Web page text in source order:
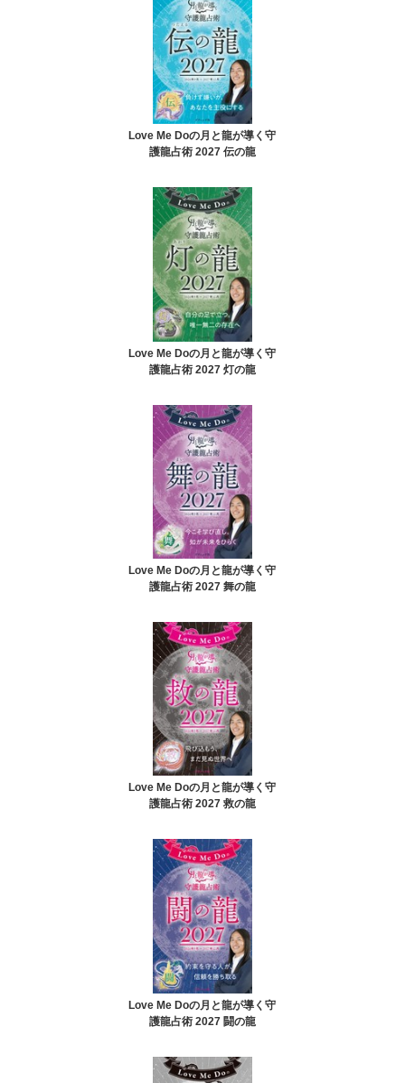
Love Me Doの月と龍が導く守
護龍占術 2027 伝の龍
Love Me Doの月と龍が導く守
護龍占術 2027 灯の龍
Love Me Doの月と龍が導く守
護龍占術 2027 舞の龍
Love Me Doの月と龍が導く守
護龍占術 2027 救の龍
Love Me Doの月と龍が導く守
護龍占術 2027 闘の龍